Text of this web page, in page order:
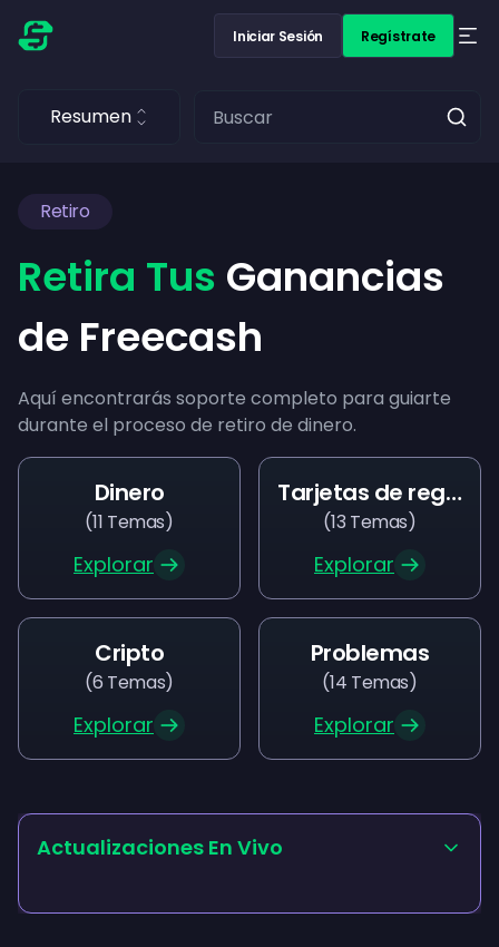
Iniciar Sesión Regístrate
Resumen
Retiro
Retira Tus Ganancias
de Freecash
Aquí encontrarás soporte completo para guiarte
durante el proceso de retiro de dinero.
Dinero
(11 Temas)
Explorar
Tarjetas de regalo
(13 Temas)
Explorar
Cripto
(6 Temas)
Explorar
Problemas
(14 Temas)
Explorar
Actualizaciones En Vivo